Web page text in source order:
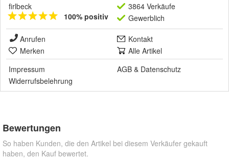
firlbeck
100% positiv
3864 Verkäufe
Gewerblich
Anrufen
Kontakt
Merken
Alle Artikel
Impressum
AGB & Datenschutz
Widerrufsbelehrung
Bewertungen
So haben Kunden, die den Artikel bei diesem Verkäufer gekauft
haben, den Kauf bewertet.